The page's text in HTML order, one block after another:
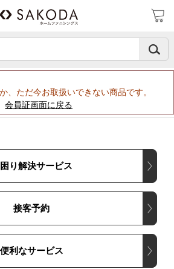
、ただ今お取扱いできない商品です。
会員証画面に戻る
り解決サービス
接客予約
便利なサービス